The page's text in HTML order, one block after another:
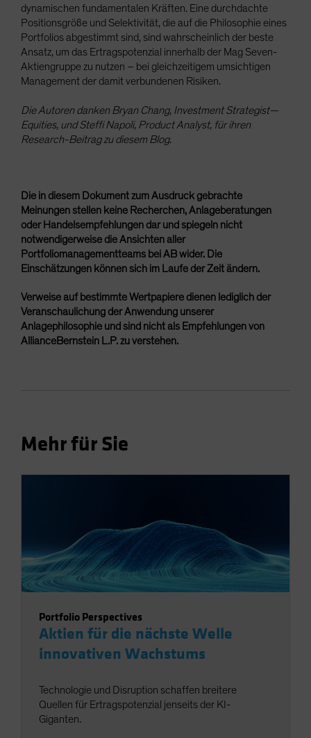
dynamischen fundamentalen Kräften. Eine durchdachte
Positionsgröße und Selektivität, die auf die Philosophie eines
Portfolios abgestimmt sind, sind wahrscheinlich der beste
Ansatz, um das Ertragspotenzial innerhalb der Mag Seven-
Aktiengruppe zu nutzen – bei gleichzeitigem umsichtigen
Management der damit verbundenen Risiken.
Die Autoren danken Bryan Chang, Investment Strategist—
Equities, und Steffi Napoli, Product Analyst, für ihren
Research-Beitrag zu diesem Blog.
Die in diesem Dokument zum Ausdruck gebrachte
Meinungen stellen keine Recherchen, Anlageberatungen
oder Handelsempfehlungen dar und spiegeln nicht
notwendigerweise die Ansichten aller
Portfoliomanagementteams bei AB wider. Die
Einschätzungen können sich im Laufe der Zeit ändern.
Verweise auf bestimmte Wertpapiere dienen lediglich der
Veranschaulichung der Anwendung unserer
Anlagephilosophie und sind nicht als Empfehlungen von
AllianceBernstein L.P. zu verstehen.
Mehr für Sie
Portfolio Perspectives
Aktien für die nächste Welle
innovativen Wachstums
Technologie und Disruption schaffen breitere
Quellen für Ertragspotenzial jenseits der KI-
Giganten.